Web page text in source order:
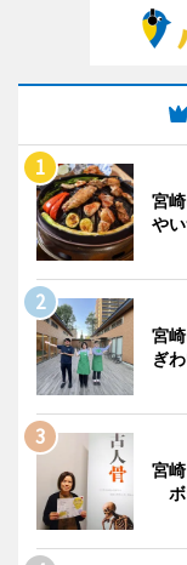
宮
や
宮
ぎ
宮
ボ